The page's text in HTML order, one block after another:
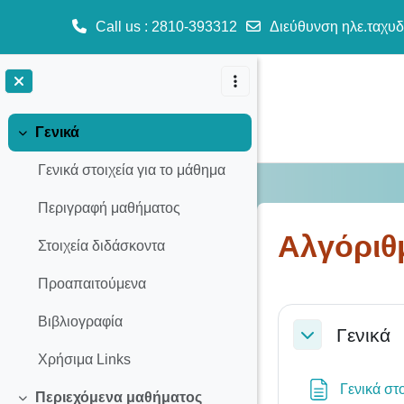
Call us : 2810-393312 Διεύθυνση
Σύμπτυξη
Γενικά
Γενικά στοιχεία για το μάθημα
Περιγραφή μαθήματος
Στοιχεία διδάσκοντα
Προαπαιτούμενα
Βιβλιογραφία
Χρήσιμα Links
Περιεχόμενα μαθήματος
Section
Σύμπτυξη
Γενικά
Γενικά